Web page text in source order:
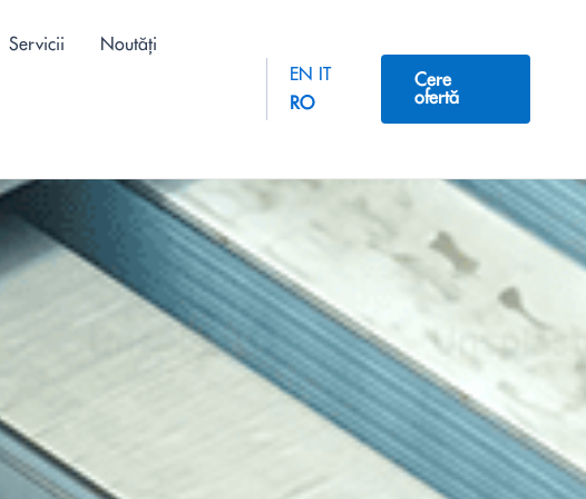
Servicii Noutăți
EN
IT
RO
Cere
ofertă